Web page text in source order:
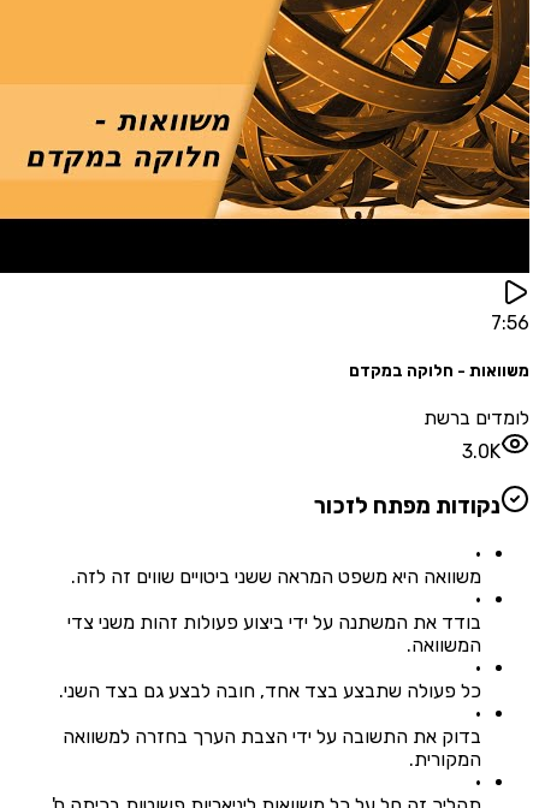
- חלוקה במקדם
ברשת
מפתח לזכור
משוואה היא משפט המראה ששני ביטויים שווים זה לזה.
בודד את המשתנה על ידי ביצוע פעולות זהות משני צדי
המשוואה.
כל פעולה שתבצע בצד אחד, חובה לבצע גם בצד השני.
בדוק את התשובה על ידי הצבת הערך בחזרה למשוואה
המקורית.